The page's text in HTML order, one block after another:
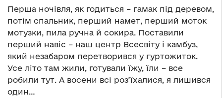
Перша ночівля, як годиться – гамак під деревом,
потім спальник, перший намет, перший моток
мотузки, пила ручна й сокира. Поставили
перший навіс – наш центр Всесвіту і камбуз,
який незабаром перетворився у гуртожиток.
Усе літо там жили, готували їжу, їли – все
робили тут. А восени всі роз’їхалися, я лишився
один…